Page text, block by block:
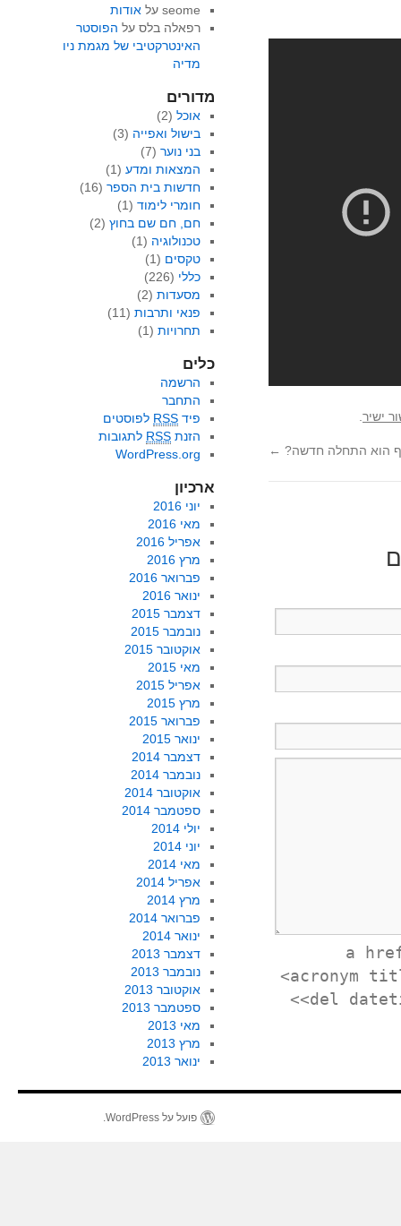
ישיר
הוא התחלה חדשה? ←
<a
<acronym
<del
seomeעל אודות
רפאלה בלסעל הפוסטר
האינטרקטיבי של מגמת ניו
מדיה
מדורים
אוכל(2)
בישול ואפייה (3)
בני נוער(7)
המצאות ומדע(1)
חדשות בית הספר(16)
חומרי לימוד(1)
חם, חם שם בחוץ(2)
טכנולוגיה (1)
טקסים (1)
כללי (226)
מסעדות(2)
פנאי ותרבות(11)
תחרויות(1)
כלים
הרשמה
התחבר
פיד RSS לפוסטים
הזנת RSS לתגובות
WordPress.org
ארכיון
יוני 2016
מאי 2016
אפריל 2016
מרץ 2016
פברואר 2016
ינואר 2016
דצמבר 2015
נובמבר 2015
אוקטובר 2015
מאי 2015
אפריל 2015
מרץ 2015
פברואר 2015
ינואר 2015
דצמבר 2014
נובמבר 2014
אוקטובר 2014
ספטמבר 2014
יולי 2014
יוני 2014
מאי 2014
אפריל 2014
מרץ 2014
פברואר 2014
ינואר 2014
דצמבר 2013
נובמבר 2013
אוקטובר 2013
ספטמבר 2013
מאי 2013
מרץ 2013
ינואר 2013
פועל על WordPress.